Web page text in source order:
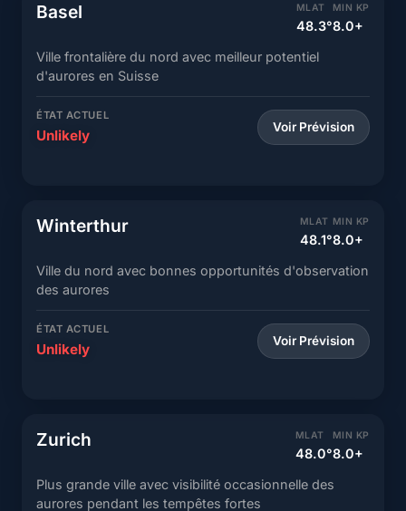
Basel MLAT
48.3°
MIN KP
8.0+
Ville frontalière du nord avec meilleur potentiel
d'aurores en Suisse
ÉTAT ACTUEL
Unlikely Voir Prévision
Winterthur MLAT
48.1°
MIN KP
8.0+
Ville du nord avec bonnes opportunités d'observation
des aurores
ÉTAT ACTUEL
Unlikely Voir Prévision
Zurich MLAT
48.0°
MIN KP
8.0+
Plus grande ville avec visibilité occasionnelle des
aurores pendant les tempêtes fortes